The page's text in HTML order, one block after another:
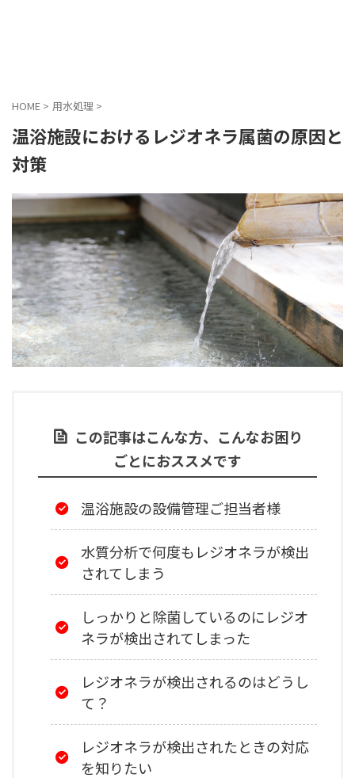
HOME > 用水処理 >
温浴施設におけるレジオネラ属菌の原因と
対策
この記事はこんな方、こんなお困り
ごとにおススメです
温浴施設の設備管理ご担当者様
水質分析で何度もレジオネラが検出
されてしまう
しっかりと除菌しているのにレジオ
ネラが検出されてしまった
レジオネラが検出されるのはどうし
て？
レジオネラが検出されたときの対応
を知りたい